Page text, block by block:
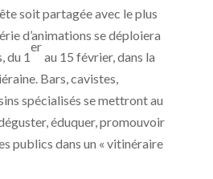
soit partagée avec le plus
d’animations se déploiera
du 1
er
au 15 février, dans la
Bars, cavistes,
spécialisés se mettront au
éduquer, promouvoir
publics dans un « vitinéraire